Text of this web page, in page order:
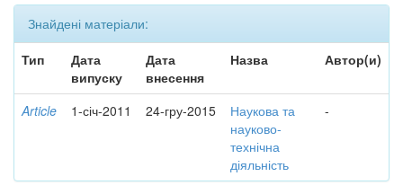
Знайдені матеріали:
Тип
Дата
випуску
Дата
внесення
Назва Автор(и)
Article 1-січ-2011 24-гру-2015
Наукова та
науково-
технічна
діяльність
-